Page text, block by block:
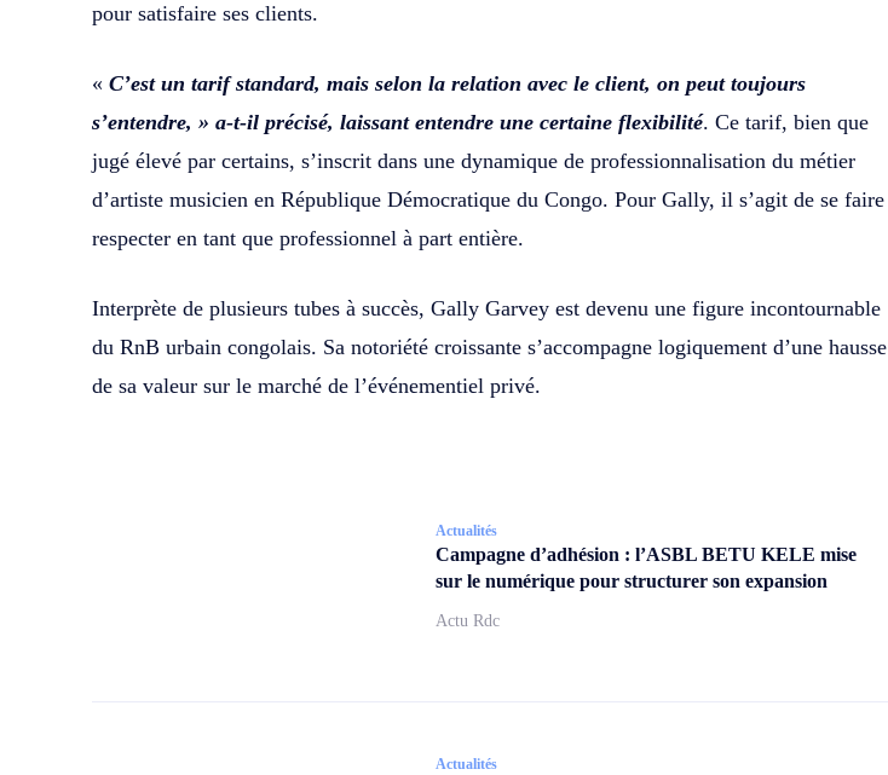
pour satisfaire ses clients.
« C’est un tarif standard, mais selon la relation avec le client, on peut toujours
s’entendre, » a-t-il précisé, laissant entendre une certaine flexibilité. Ce tarif, bien que
jugé élevé par certains, s’inscrit dans une dynamique de professionnalisation du métier
d’artiste musicien en République Démocratique du Congo. Pour Gally, il s’agit de se faire
respecter en tant que professionnel à part entière.
Interprète de plusieurs tubes à succès, Gally Garvey est devenu une figure incontournable
du RnB urbain congolais. Sa notoriété croissante s’accompagne logiquement d’une hausse
de sa valeur sur le marché de l’événementiel privé.
Actualités
Campagne d’adhésion : l’ASBL BETU KELE mise
sur le numérique pour structurer son expansion
Actu Rdc
Actualités